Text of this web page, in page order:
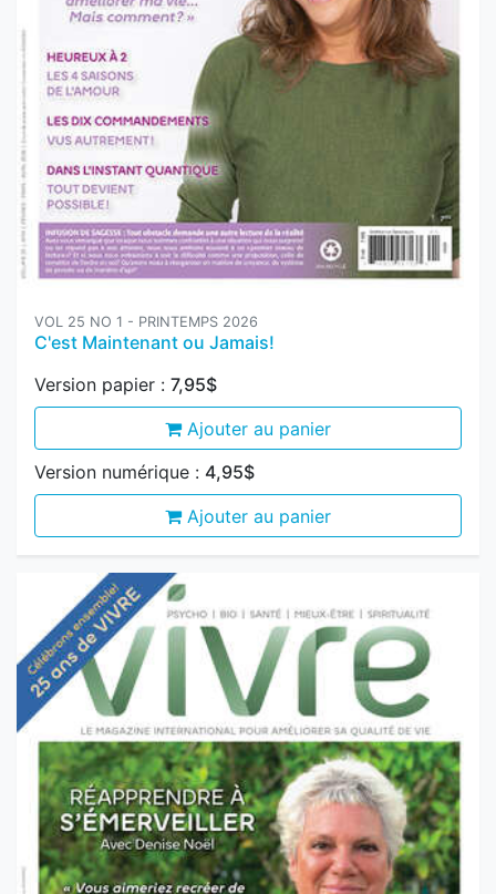
VOL 25 NO 1 - PRINTEMPS 2026
C'est Maintenant ou Jamais!
Ajouter au panier
Version numérique :4,95$
Ajouter au panier